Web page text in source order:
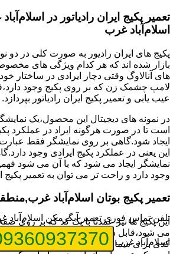
تعمیر پکیج ایران رادیاتور در
اسلام‌آباد غرب
پکیج های ایران رادیور به صورت کلی در دو
بازار شده اند که هر کدام ویژگی های مخصوص
های آنالاوگ وقتی دچار ایرادی در ساختار
لامپ چشمک زن که بر روی پکیج وجود
عیب یابی و تعمیر پکیج ایران رادیاتور بپردازد.
در نمونه های دیجیتال این محصول،یک
است تا در صورت هرگونه ایراد در عملکرد
ایجاد شود.گاهی بر روی نمایشگر فقط
این یعنی در عملکرد پکیج ایرادی وجود
نمایشگر ایجاد می شود که با آن می شود
وجود دارد و راحت تر می توان به تعمیر پکیج
تعمیر پکیج بوتان اسلام‌آباد
این پکیج ها نیز عمدتا با یک کد که بر روی
می شود،قابل شناسایی هستند و اگر پکیج
کدی برای شما نمایش داده شد،اولین کار برای
تلفن تماس فوری تعمیر آبگرمکن اسلام‌آباد
اسلام‌آباد غرب